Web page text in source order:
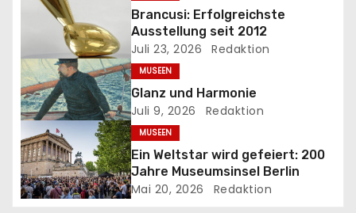
v
i
g
a
t
Brancusi: Erfolgreichste
Ausstellung seit 2012
Juli 23, 2026 Redaktion
MUSEEN
Glanz und Harmonie
Juli 9, 2026 Redaktion
MUSEEN
Ein Weltstar wird gefeiert: 200
Jahre Museumsinsel Berlin
Mai 20, 2026 Redaktion